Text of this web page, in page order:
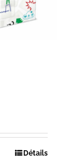
Détails